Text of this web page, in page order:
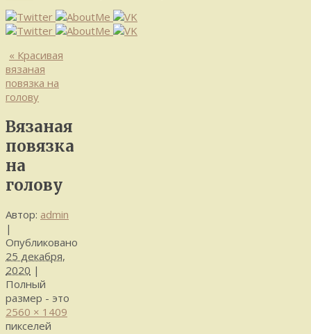
« Красивая
вязаная
повязка на
голову
Вязаная
повязка
на
голову
Автор: admin
|
Опубликовано
25 декабря,
2020 |
Полный
размер - это
2560 × 1409
пикселей